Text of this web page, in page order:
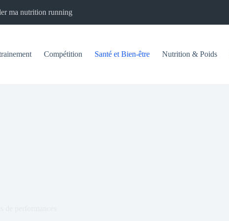
ma nutrition running
Compétition Santé et Bien-être Nutrition & Poids